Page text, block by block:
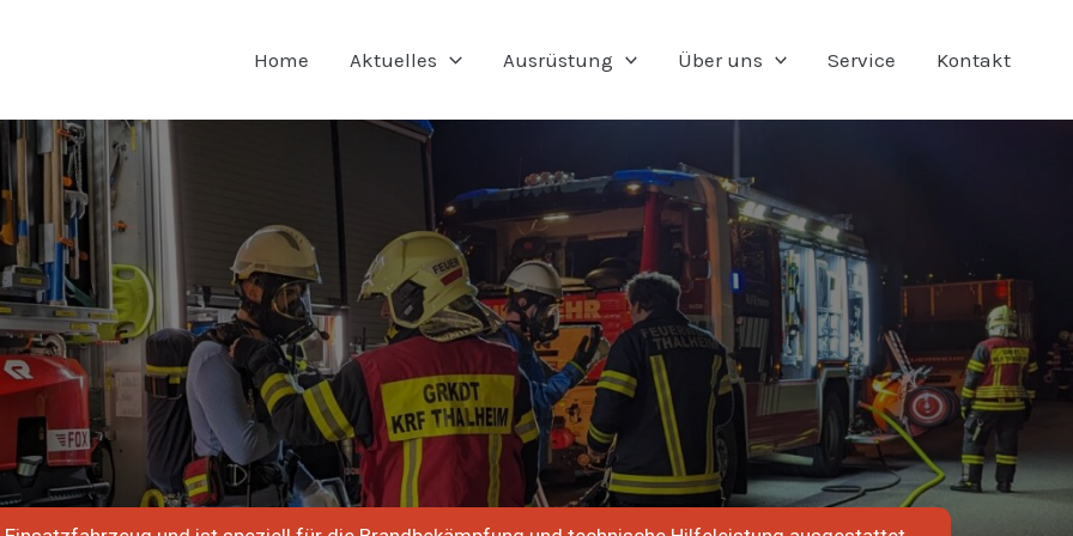
Home Aktuelles Ausrüstung Über uns Service Kontakt